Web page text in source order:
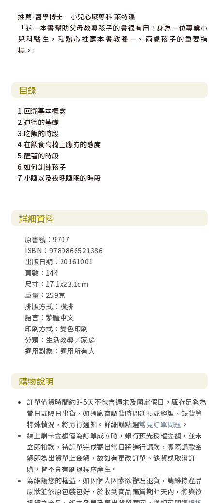
推薦-醫學博士 小兒心臟專科 萊特潘
「這一本書幫助父母教導孩子的書很有用！身為一位專業小
兒科醫生，我熱心推薦本書教養一、兩歲孩子的重要指
標。」
目錄
1.回溯基本概念
2.道德的基礎
3.吃飯的時段
4.在餵食高椅上應有的態度
5.醒著的時段
6.如何訓練孩子
7.小睡以及夜晚睡眠的時段
詳細資料
原書號：9707
ISBN：9789866521386
出版日期：20161001
頁數：144
尺寸：17.1x23.1cm
重量：259克
排版方式：橫排
語言：繁體中文
印刷方式：雙色印刷
分類：生活教導／家庭
適用對象：適用所有人
購物說明
訂單備貨時間約3-5天不包含週末及國定假日，庫存足夠為
當日或隔日出貨，如遇廠商調貨時間延長或絕版、缺貨等
特殊情況，將另行通知。詳細請點選常見訂單問題 。
線上刷卡金額僅為訂單成立時，銀行預先授權金額，並未
立即扣款，待訂單完成寄出當日將進行請款，實際請款金
額即為出貨單上金額，故如有更改訂單、缺貨或取消訂
購，皆不會有刷退程序產生。
為維護您的權益，如因個人因素欲辦理退貨，請維持產品
原狀並依原包裝包好，於收到商品鑑賞期七天內，將與欲